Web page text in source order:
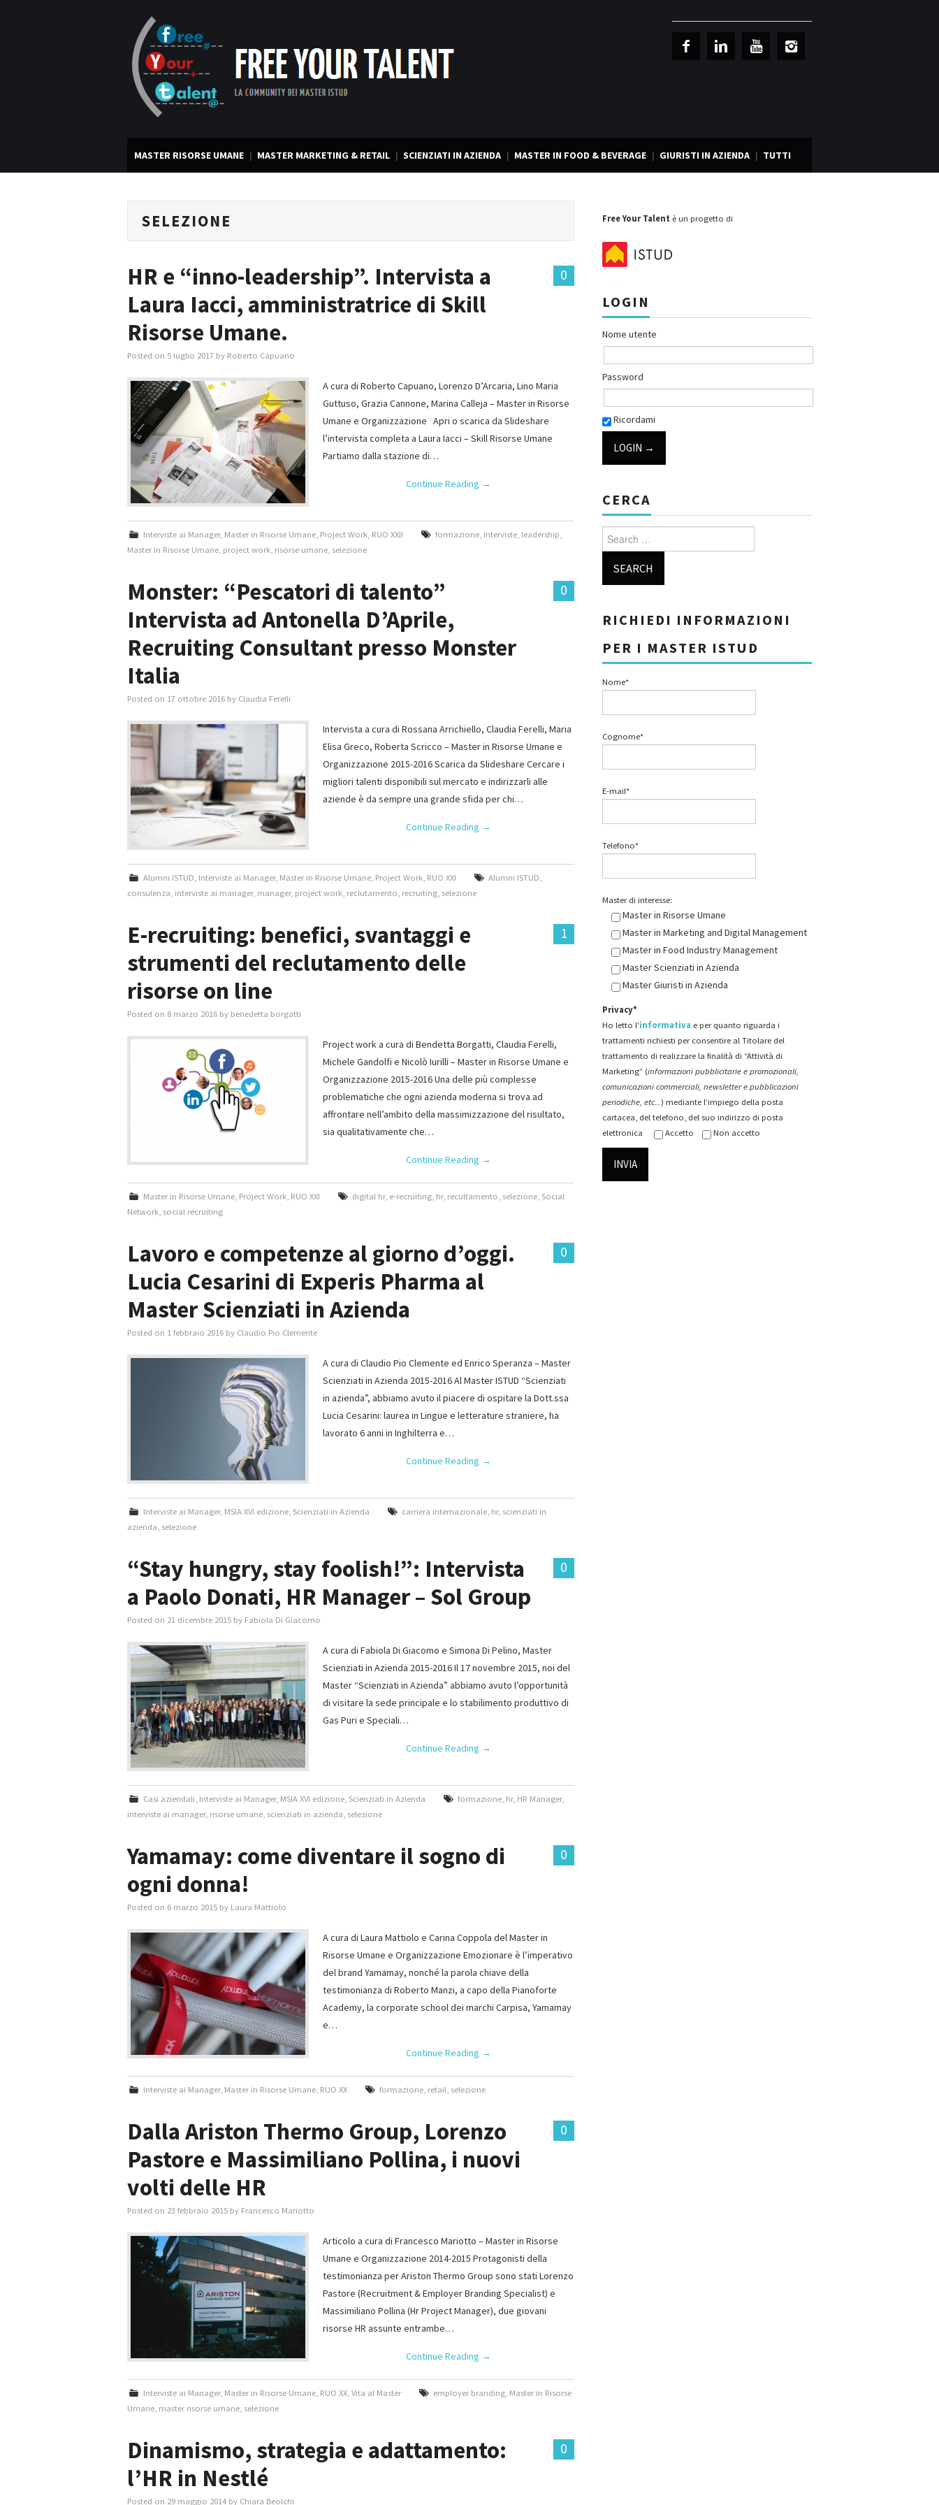
MASTER RISORSE UMANE MASTER MARKETING & RETAIL SCIENZIATI IN AZIENDA MASTER IN FOOD & BEVERAGE GIURISTI IN AZIENDA TUTTI
SELEZIONE
0
HR e “inno-leadership”. Intervista a
Laura Iacci, amministratrice di Skill
Risorse Umane.
Posted on 5 luglio 2017 by Roberto Capuano
A cura di Roberto Capuano, Lorenzo D’Arcaria, Lino Maria
Guttuso, Grazia Cannone, Marina Calleja – Master in Risorse
Umane e Organizzazione Apri o scarica da Slideshare
l’intervista completa a Laura Iacci – Skill Risorse Umane
Partiamo dalla stazione di…
Continue Reading →
Interviste ai Manager, Master in Risorse Umane, Project Work, RUO XXII formazione, interviste, leadership,
Master in Risorse Umane, project work, risorse umane, selezione
0
Monster: “Pescatori di talento”
Intervista ad Antonella D’Aprile,
Recruiting Consultant presso Monster
Italia
Posted on 17 ottobre 2016 by Claudia Ferelli
Intervista a cura di Rossana Arrichiello, Claudia Ferelli, Maria
Elisa Greco, Roberta Scricco – Master in Risorse Umane e
Organizzazione 2015-2016 Scarica da Slideshare Cercare i
migliori talenti disponibili sul mercato e indirizzarli alle
aziende è da sempre una grande sfida per chi…
Continue Reading →
Alumni ISTUD, Interviste ai Manager, Master in Risorse Umane, Project Work, RUO XXI Alumni ISTUD,
consulenza, interviste ai manager, manager, project work, reclutamento, recruiting, selezione
1
E-recruiting: benefici, svantaggi e
strumenti del reclutamento delle
risorse on line
Posted on 8 marzo 2016 by benedetta borgatti
Project work a cura di Bendetta Borgatti, Claudia Ferelli,
Michele Gandolfi e Nicolò Iurilli – Master in Risorse Umane e
Organizzazione 2015-2016 Una delle più complesse
problematiche che ogni azienda moderna si trova ad
affrontare nell’ambito della massimizzazione del risultato,
sia qualitativamente che…
Continue Reading →
Master in Risorse Umane, Project Work, RUO XXI digital hr, e-recruiting, hr, recultamento, selezione, Social
Network, social recruiting
0
Lavoro e competenze al giorno d’oggi.
Lucia Cesarini di Experis Pharma al
Master Scienziati in Azienda
Posted on 1 febbraio 2016 by Claudio Pio Clemente
A cura di Claudio Pio Clemente ed Enrico Speranza – Master
Scienziati in Azienda 2015-2016 Al Master ISTUD “Scienziati
in azienda”, abbiamo avuto il piacere di ospitare la Dott.ssa
Lucia Cesarini: laurea in Lingue e letterature straniere, ha
lavorato 6 anni in Inghilterra e…
Continue Reading →
Interviste ai Manager, MSIA XVI edizione, Scienziati in Azienda carriera internazionale, hr, scienziati in
azienda, selezione
0
“Stay hungry, stay foolish!”: Intervista
a Paolo Donati, HR Manager – Sol Group
Posted on 21 dicembre 2015 by Fabiola Di Giacomo
A cura di Fabiola Di Giacomo e Simona Di Pelino, Master
Scienziati in Azienda 2015-2016 Il 17 novembre 2015, noi del
Master “Scienziati in Azienda” abbiamo avuto l’opportunità
di visitare la sede principale e lo stabilimento produttivo di
Gas Puri e Speciali…
Continue Reading →
Casi aziendali, Interviste ai Manager, MSIA XVI edizione, Scienziati in Azienda formazione, hr, HR Manager,
interviste ai manager, risorse umane, scienziati in azienda, selezione
0
Yamamay: come diventare il sogno di
ogni donna!
Posted on 6 marzo 2015 by Laura Mattiolo
A cura di Laura Mattiolo e Carina Coppola del Master in
Risorse Umane e Organizzazione Emozionare è l’imperativo
del brand Yamamay, nonché la parola chiave della
testimonianza di Roberto Manzi, a capo della Pianoforte
Academy, la corporate school dei marchi Carpisa, Yamamay
e…
Continue Reading →
Interviste ai Manager, Master in Risorse Umane, RUO XX formazione, retail, selezione
0
Dalla Ariston Thermo Group, Lorenzo
Pastore e Massimiliano Pollina, i nuovi
volti delle HR
Posted on 23 febbraio 2015 by Francesco Mariotto
Articolo a cura di Francesco Mariotto – Master in Risorse
Umane e Organizzazione 2014-2015 Protagonisti della
testimonianza per Ariston Thermo Group sono stati Lorenzo
Pastore (Recruitment & Employer Branding Specialist) e
Massimiliano Pollina (Hr Project Manager), due giovani
risorse HR assunte entrambe…
Continue Reading →
Interviste ai Manager, Master in Risorse Umane, RUO XX,Vita al Master employer branding, Master in Risorse
Umane, master risorse umane, selezione
0
Dinamismo, strategia e adattamento:
l’HR in Nestlé
Posted on 29 maggio 2014 by Chiara Beolchi
Free Your Talent è un progetto di
LOGIN
Nome utente
Password
Ricordami
CERCA
Search for:
RICHIEDI INFORMAZIONI
PER I MASTER ISTUD
Nome*
Cognome*
E-mail*
Telefono*
Master di interesse:
Master in Risorse Umane
Master in Marketing and Digital Management
Master in Food Industry Management
Master Scienziati in Azienda
Master Giuristi in Azienda
Privacy*
Ho letto l'informativa e per quanto riguarda i
trattamenti richiesti per consentire al Titolare del
trattamento di realizzare la finalità di “Attività di
Marketing” (informazioni pubblicitarie e promozionali,
comunicazioni commerciali, newsletter e pubblicazioni
periodiche, etc...) mediante l’impiego della posta
cartacea, del telefono, del suo indirizzo di posta
elettronica
Accetto Non accetto